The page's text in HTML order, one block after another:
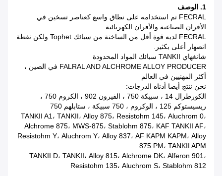
1. الوصف
FECRAL تم استخدامه على نطاق واسع كعناصر تسخين في
الأفران الصناعية والأفران الكهربائية.
FECRAL لديه قوة أقل من الساخنة من سبائك Tophet ولكن نقطة
انصهار أعلى بكثير.
شانغهاي TANKII سبائك المواد المحدودة
FALRAL AND ALCHROME ALLOY PRODUCER في الصين ،
أكثر المهنيين في العالم
نحن ننتج أيضا أدناه الدرجات:
الكورطرال 14 ، سبيكة 750 ، الفيرون 902 ، الكروم 750 ،
ريسيستوكم 125 ، الوكروم ، 750 سبيكة ، ستابلهم 750
TANKII A1، TANKII، Alloy 875، Resistohm 145، Aluchrom 0،
Alchrome 875، MWS-875، Stablohm 875، KAF TANKII AF،
Resistohm Y، Aluchrom Y، Alloy 837، AF KAPM KAPM، Alloy
875 PM، TANKII APM
TANKII D، TANKII، Alloy 815، Alchrome DK، Alferon 901،
Resistohm 135، Aluchrom S، Stablohm 812